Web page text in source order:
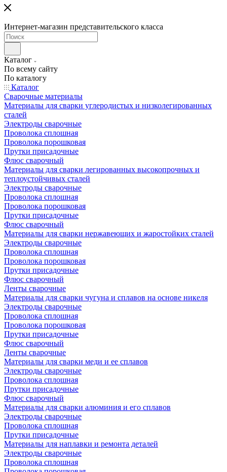
Интернет-магазин представительского класса
Каталог
По всему сайту
По каталогу
Каталог
Сварочные материалы
Материалы для сварки углеродистых и низколегированных
сталей
Электроды сварочные
Проволока сплошная
Проволока порошковая
Прутки присадочные
Флюс сварочный
Материалы для сварки легированных высокопрочных и
теплоустойчивых сталей
Электроды сварочные
Проволока сплошная
Проволока порошковая
Прутки присадочные
Флюс сварочный
Материалы для сварки нержавеющих и жаростойких сталей
Электроды сварочные
Проволока сплошная
Проволока порошковая
Прутки присадочные
Флюс сварочный
Ленты сварочные
Материалы для сварки чугуна и сплавов на основе никеля
Электроды сварочные
Проволока сплошная
Проволока порошковая
Прутки присадочные
Флюс сварочный
Ленты сварочные
Материалы для сварки меди и ее сплавов
Электроды сварочные
Проволока сплошная
Прутки присадочные
Флюс сварочный
Материалы для сварки алюминия и его сплавов
Электроды сварочные
Проволока сплошная
Прутки присадочные
Материалы для наплавки и ремонта деталей
Электроды сварочные
Проволока сплошная